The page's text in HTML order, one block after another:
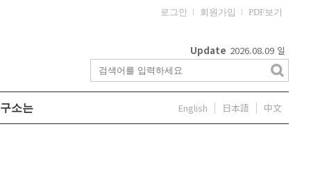
로그인 회원가입 PDF보기
Update 2026.08.09 일
소는 English 日本語 中文